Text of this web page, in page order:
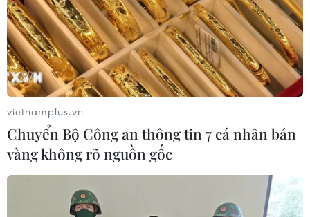
vietnamplus.vn
Chuyển Bộ Công an thông tin 7 cá nhân bán
vàng không rõ nguồn gốc